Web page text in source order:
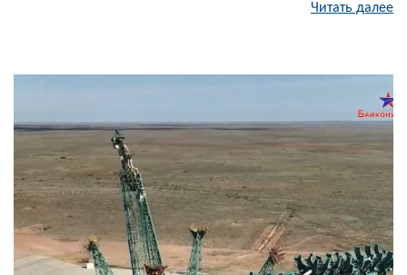
Читать далее